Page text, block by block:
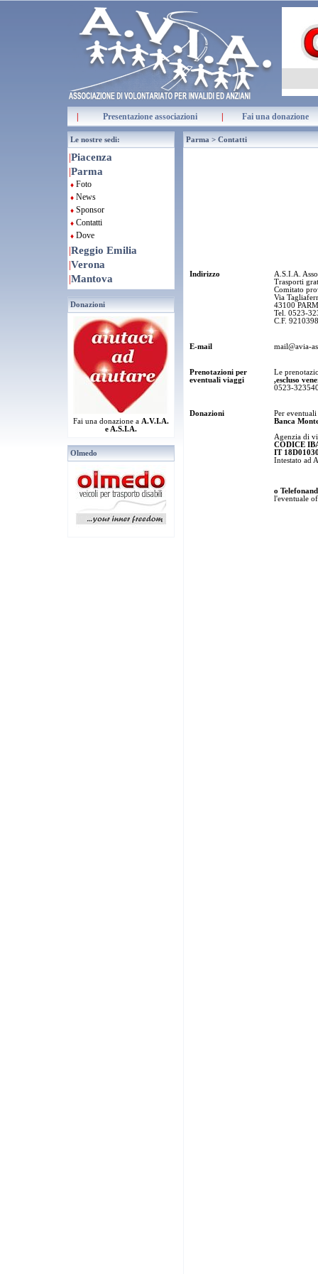
Presentazione associazioni Fai una donazione
Le nostre sedi:
|Piacenza
|Parma
♦ Foto
♦ News
♦ Sponsor
♦ Contatti
♦ Dove
|Reggio Emilia
|Verona
|Mantova
Donazioni
Fai una donazione a A.V.I.A.
e A.S.I.A.
Olmedo
Parma > Contatti
Indirizzo
A.S.I.A.
Trasporti
Comitato
Via
43100
Tel. 0523-
C.F.
E-mail mail@avia-
Prenotazioni per
eventuali viaggi
Le
,escluso
0523-
Donazioni
Per
Banca
Agenzia di
CODICE
IT
Intestato ad
o
l'eventuale